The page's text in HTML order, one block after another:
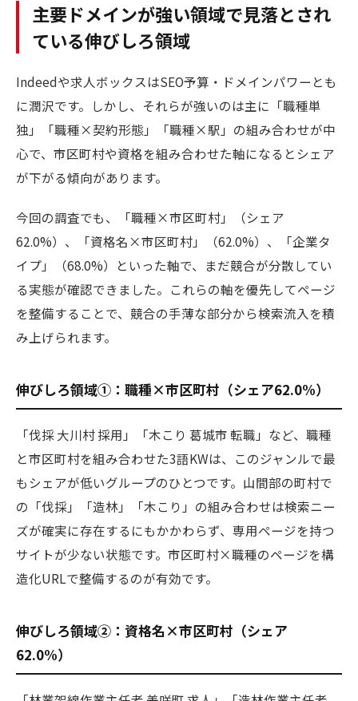
主要ドメインが強い領域で見落とされ
ている伸びしろ領域
Indeedや求人ボックスはSEO予算・ドメインパワーとも
に潤沢です。しかし、それらが強いのは主に「職種単
独」「職種×契約形態」「職種×駅」の組み合わせが中
心で、市区町村や資格を組み合わせた軸になるとシェア
が下がる傾向があります。
今回の調査でも、「職種×市区町村」（シェア
62.0%）、「資格名×市区町村」（62.0%）、「企業タ
イプ」（68.0%）といった軸で、まだ競合が分散してい
る実態が確認できました。これらの軸を優先してページ
を整備することで、競合の手薄な部分から検索流入を積
み上げられます。
伸びしろ領域①：職種×市区町村（シェア62.0%）
「伐採 大川村 採用」「木こり 葛城市 転職」など、職種
と市区町村を組み合わせた3語KWは、このジャンルで最
もシェアが低いグループのひとつです。山間部の町村で
の「伐採」「造林」「木こり」の組み合わせは検索ニー
ズが確実に存在するにもかかわらず、専用ページを持つ
サイトが少ない状態です。市区町村×職種のページを構
造化URLで整備するのが有効です。
伸びしろ領域②：資格名×市区町村（シェア
62.0%）